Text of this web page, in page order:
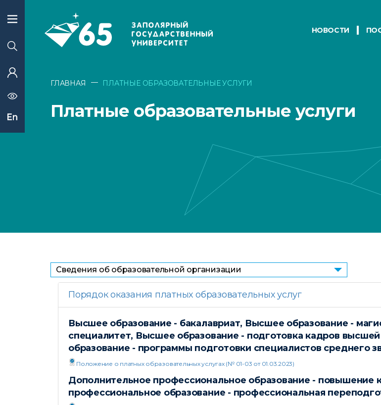
НОВОСТИ
ГЛАВНАЯ — ПЛАТНЫЕ ОБРАЗОВАТЕЛЬНЫЕ УСЛУГИ
Платные образовательные услуги
Сведения об образовательной организации
Порядок оказания платных образовательных услуг
Высшее образование - бакалавриат, Высшее образование -
специалитет, Высшее образование - подготовка кадров
образование - программы подготовки специалистов среднего
Положение о платных образовательных услугах (№ 01-03 от 01.03.2023)
Дополнительное профессиональное образование - повышение
профессиональное образование - профессиональная